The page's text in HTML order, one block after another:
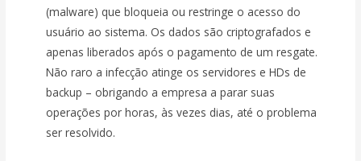
(malware) que bloqueia ou restringe o acesso do
usuário ao sistema. Os dados são criptografados e
apenas liberados após o pagamento de um resgate.
Não raro a infecção atinge os servidores e HDs de
backup – obrigando a empresa a parar suas
operações por horas, às vezes dias, até o problema
ser resolvido.